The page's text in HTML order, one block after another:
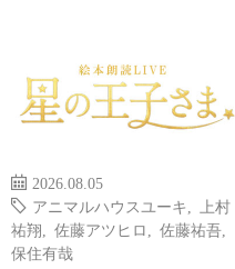
2026.08.05
アニマルハウスユーキ
上村
祐翔
佐藤アツヒロ 佐藤祐吾
保住有哉